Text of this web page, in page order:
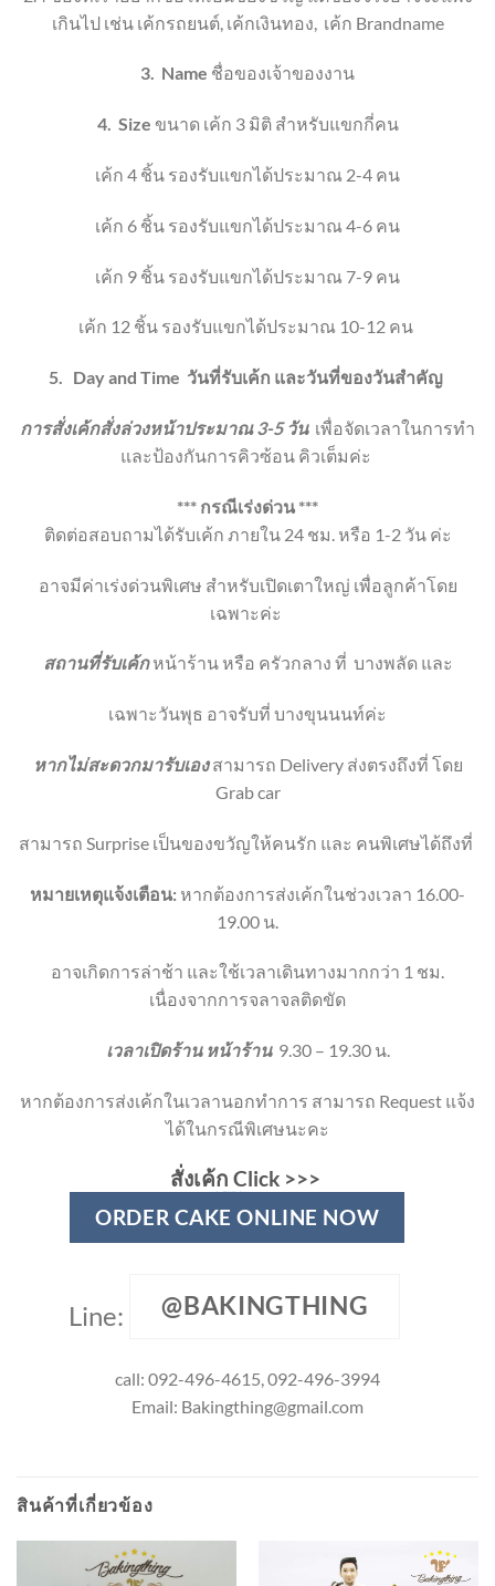
เกินไป เช่น เค้กรถยนต์, เค้กเงินทอง เค้ก Brandname
3. Name ชื่อของเจ้าของงาน
4. Size ขนาด เค้ก 3 มิติสำหรับแขกกี่คน
เค้ก 4 ชิ้น รองรับแขกได้ประมาณ 2-4 คน
เค้ก 6 ชิ้น รองรับแขกได้ประมาณ 4-6 คน
เค้ก 9 ชิ้น รองรับแขกได้ประมาณ 7-9 คน
เค้ก 12 ชิ้น รองรับแขกได้ประมาณ 10-12 คน
5. Day and Time วันที่รับเค้ก และวันที่ของวันสำคัญ
การสั่งเค้กสั่งล่วงหน้าประมาณ 3-5 วัน เพื่อจัดเวลาในการทำ
และป้องกันการคิวซ้อน คิวเต็มค่ะ
*** กรณีเร่งด่วน ***
ติดต่อสอบถามได้รับเค้ก ภายใน 24 ชม. หรือ 1-2 วัน ค่ะ
อาจมีค่าเร่งด่วนพิเศษ สำหรับเปิดเตาใหญ่ เพื่อลูกค้าโดย
เฉพาะค่ะ
สถานที่รับเค้กหน้าร้าน หรือ ครัวกลาง ที่ บางพลัด และ
เฉพาะวันพุธ อาจรับที่ บางขุนนนท์ค่ะ
หากไม่สะดวกมารับเองสามารถ Delivery ส่งตรงถึงที่ โดย
Grab car
สามารถ Surprise เป็นของขวัญให้คนรัก และ คนพิเศษได้ถึงที่
หมายเหตุแจ้งเตือน: หากต้องการส่งเค้กในช่วงเวลา 16.00-
19.00 น.
อาจเกิดการล่าช้า และใช้เวลาเดินทางมากกว่า 1 ชม.
เนื่องจากการจลาจลติดขัด
เวลาเปิดร้าน หน้าร้าน 9.30 – 19.30 น.
หากต้องการส่งเค้กในเวลานอกทำการ สามารถ Request แจ้ง
ได้ในกรณีพิเศษนะคะ
สั่งเค้ก Click >>>
ORDER CAKE ONLINE NOW
Line: @BAKINGTHING
call: 092-496-4615, 092-496-3994
Email: Bakingthing@gmail.com
สินค้าที่เกี่ยวข้อง